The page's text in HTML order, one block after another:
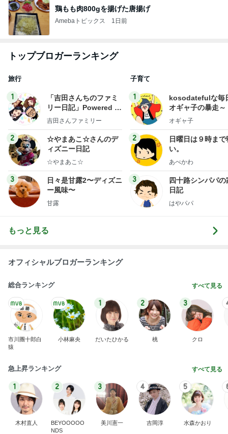
鶏もも肉800gを揚げた唐揚げ
Amebaトピックス 1日前
トップブロガーランキング
旅行
1
「吉田さんちのファミ
リー日記」Powered b
y Ameba 吉田さんファ
ログ
吉田さんファミリー
2
☆やまあこ☆さんのデ
ィズニー日記
☆やまあこ☆
3
日々是甘露2〜ディズニ
ー風味〜
甘露
子育て
1
kosodatefulな毎
オギャ子の暴走～
オギャ子
2
日曜日は９時まで
い。
あべかわ
3
四十路シンパパの
日記
はやパパ
もっと見る
オフィシャルブロガーランキング
総合ランキング すべて見る
市川團十郎白
猿
小林麻央
1
だいたひかる
2
桃
3
クロ
急上昇ランキング すべて見る
1
木村直人
2
BEYOOOOO
NDS
3
美川憲一
4
吉岡淳
5
水森かおり